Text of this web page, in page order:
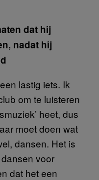
dat hij
nadat hij
lastig iets. Ik
om te luisteren
heet, dus
moet doen wat
dansen. Het is
voor
dat het een